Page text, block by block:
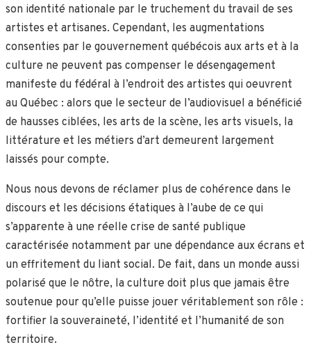
son identité nationale par le truchement du travail de ses
artistes et artisan·es. Cependant, les augmentations
consenties par le gouvernement québécois aux arts et à la
culture ne peuvent pas compenser le désengagement
manifeste du fédéral à l’endroit des artistes qui oeuvrent
au Québec : alors que le secteur de l’audiovisuel a bénéficié
de hausses ciblées, les arts de la scène, les arts visuels, la
littérature et les métiers d’art demeurent largement
laissés pour compte.
Nous nous devons de réclamer plus de cohérence dans le
discours et les décisions étatiques à l’aube de ce qui
s’apparente à une réelle crise de santé publique
caractérisée notamment par une dépendance aux écrans et
un effritement du liant social. De fait, dans un monde aussi
polarisé que le nôtre, la culture doit plus que jamais être
soutenue pour qu’elle puisse jouer véritablement son rôle :
fortifier la souveraineté, l’identité et l’humanité de son
territoire.